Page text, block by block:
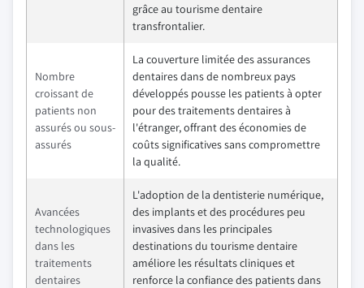
grâce au tourisme dentaire
transfrontalier.
Nombre
croissant de
patients non
assurés ou sous-
assurés
La couverture limitée des assurances
dentaires dans de nombreux pays
développés pousse les patients à opter
pour des traitements dentaires à
l'étranger, offrant des économies de
coûts significatives sans compromettre
la qualité.
Avancées
technologiques
dans les
traitements
dentaires
L'adoption de la dentisterie numérique,
des implants et des procédures peu
invasives dans les principales
destinations du tourisme dentaire
améliore les résultats cliniques et
renforce la confiance des patients dans